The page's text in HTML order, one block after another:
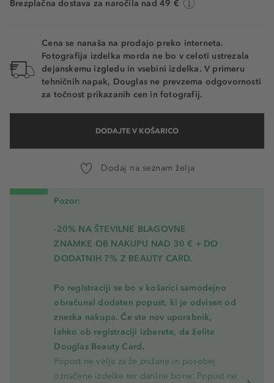
Brezplačna dostava za naročila nad 49 €
Cena se nanaša na prodajo preko interneta.
Fotografija izdelka morda ne bo v celoti ustrezala
dejanskemu izgledu in vsebini izdelka. V primeru
tehničnih napak, Douglas ne prevzema odgovornosti
za točnost prikazanih cen in fotografij.
DODAJTE V KOŠARICO
Dodaj na seznam želja
Pozor:
-20% NA ŠTEVILNE BLAGOVNE
ZNAMKE OB NAKUPU NAD 30 € + DO
DODATNIH 7% Z BEAUTY CARD.
Po registraciji se bo v košarici samodejno
obračunal dodaten popust, ki je odvisen od
zneska nakupa. Če ste nov uporabnik,
lahko ob registraciji izberete, da želite
Douglas Beauty Card.
Popust ne velja za že znižane in posebej
označene izdelke ter darilne bone. Popust ne